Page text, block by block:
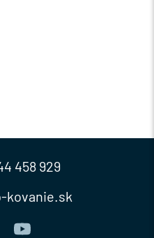
458 929
kovanie.sk